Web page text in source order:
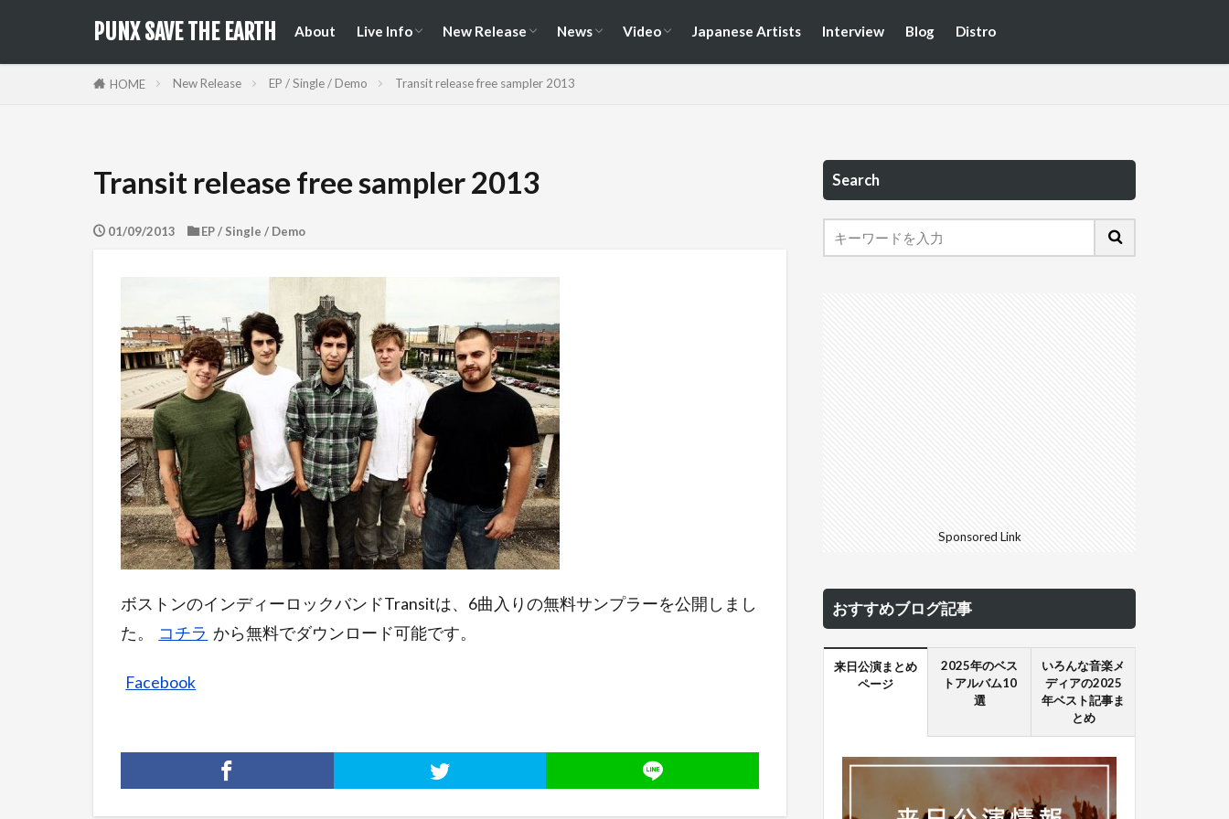
PUNX SAVE THE EARTH About Live Info New Release News Video Japanese Artists Interview Blog Distro
HOME New Release EP / Single / Demo Transit release free sampler 2013
Transit release free sampler 2013
01/09/2013 EP / Single / Demo
ボストンのインディーロックバンドTransitは、6曲入りの無料サンプラーを公開しまし
た。
コチラ から無料でダウンロード可能です。
Facebook
Search
Sponsored Link
おすすめブログ記事
来日公演まとめ
ページ
2025年のベス
トアルバム10
選
いろんな音楽メ
ディアの2025
年ベスト記事ま
とめ